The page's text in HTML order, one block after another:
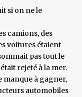
si on ne le
camions, des
voitures étaient
pas tout le
rejeté à la mer.
manque à gagner,
automobiles